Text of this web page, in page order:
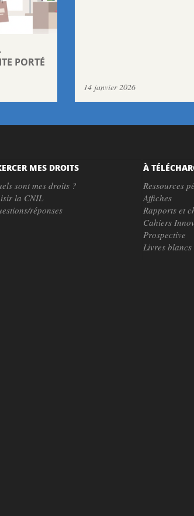
PORTÉ
14 janvier 2026
MES DROITS
sont mes droits ?
la CNIL
réponses
À
Ressources
Affiches
Rapports et
Cahiers
Prospective
Livres blancs